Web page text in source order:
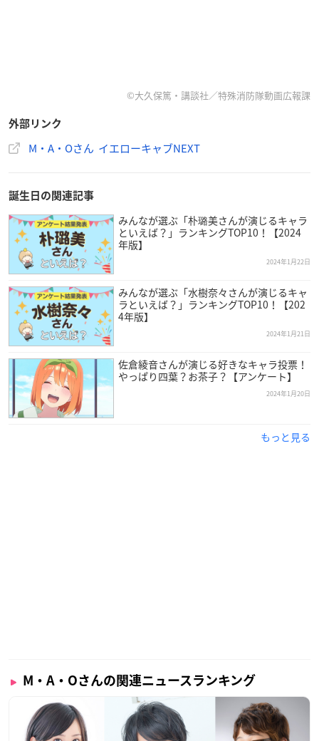
©大久保篤・講談社／特殊消防隊動画広報課
外部リンク
M・A・Oさん イエローキャブNEXT
誕生日の関連記事
みんなが選ぶ「朴璐美さんが演じるキャラ
といえば？」ランキングTOP10！【2024
年版】
2024年1月22日
みんなが選ぶ「水樹奈々さんが演じるキャ
ラといえば？」ランキングTOP10！【202
4年版】
2024年1月21日
佐倉綾音さんが演じる好きなキャラ投票！
やっぱり四葉？お茶子？【アンケート】
2024年1月20日
もっと見る
M・A・Oさんの関連ニュースランキング